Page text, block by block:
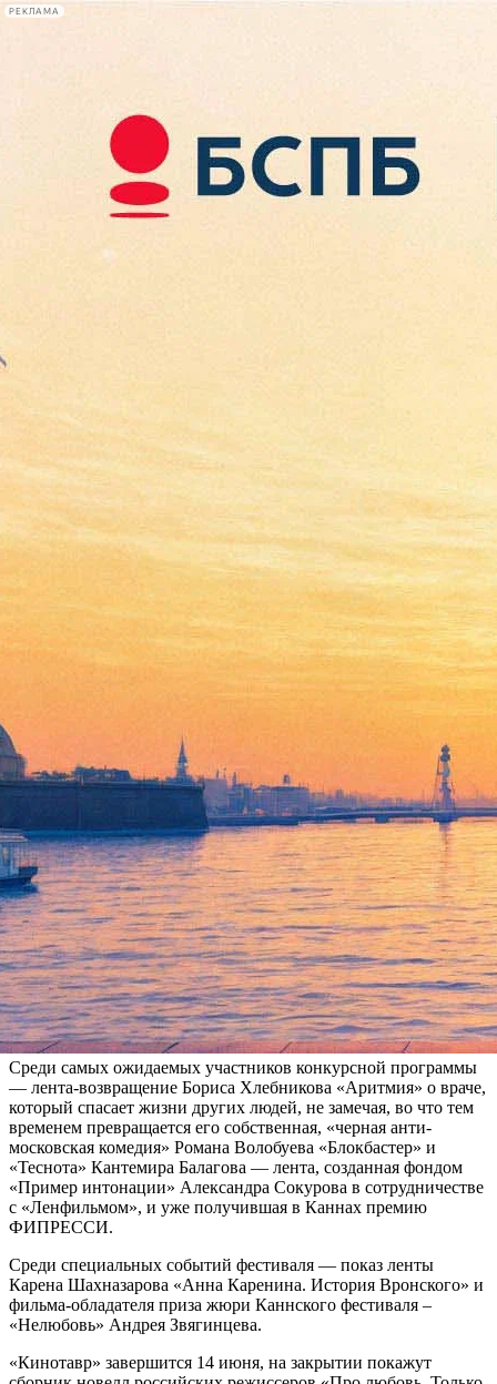
РЕКЛАМА
Сегодня:
2026.08.09
16:27
Афиша Plus
«Кинотавр» в Сочи
открывается «Холодным
танго» и «Временем первых»
Версия для печати
Вечером 7 июня в Сочи стартует 28 открытый российский
кинофестиваль «Кинотавр», председателем жюри которого
сталЕвгений Миронов.
В 18.00 на звездную дорожку выйдут первые знаменитости.
После торжественной церемонии открытия в Зимнем театре
зрители посмотрят фильм открытия – «Холодное танго»
Павла Чухрая. На Театральной площади ближе к ночи
покажут «Время первых» Дмитрия Киселева и «Жениха»
Александра Незлобина. А торжественный прием в честь
открытия, который параллельно пройдет на пляже, будет
сопровождать выступление Владимира Преснякова.
Среди самых ожидаемых участников конкурсной программы
— лента-возвращение Бориса Хлебникова «Аритмия» о враче,
который спасает жизни других людей, не замечая, во что тем
временем превращается его собственная, «черная анти-
московская комедия» Романа Волобуева «Блокбастер» и
«Теснота» Кантемира Балагова — лента, созданная фондом
«Пример интонации» Александра Сокурова в сотрудничестве
с «Ленфильмом», и уже получившая в Каннах премию
ФИПРЕССИ.
Среди специальных событий фестиваля — показ ленты
Карена Шахназарова «Анна Каренина. История Вронского» и
фильма-обладателя приза жюри Каннского фестиваля –
«Нелюбовь» Андрея Звягинцева.
«Кинотавр» завершится 14 июня, на закрытии покажут